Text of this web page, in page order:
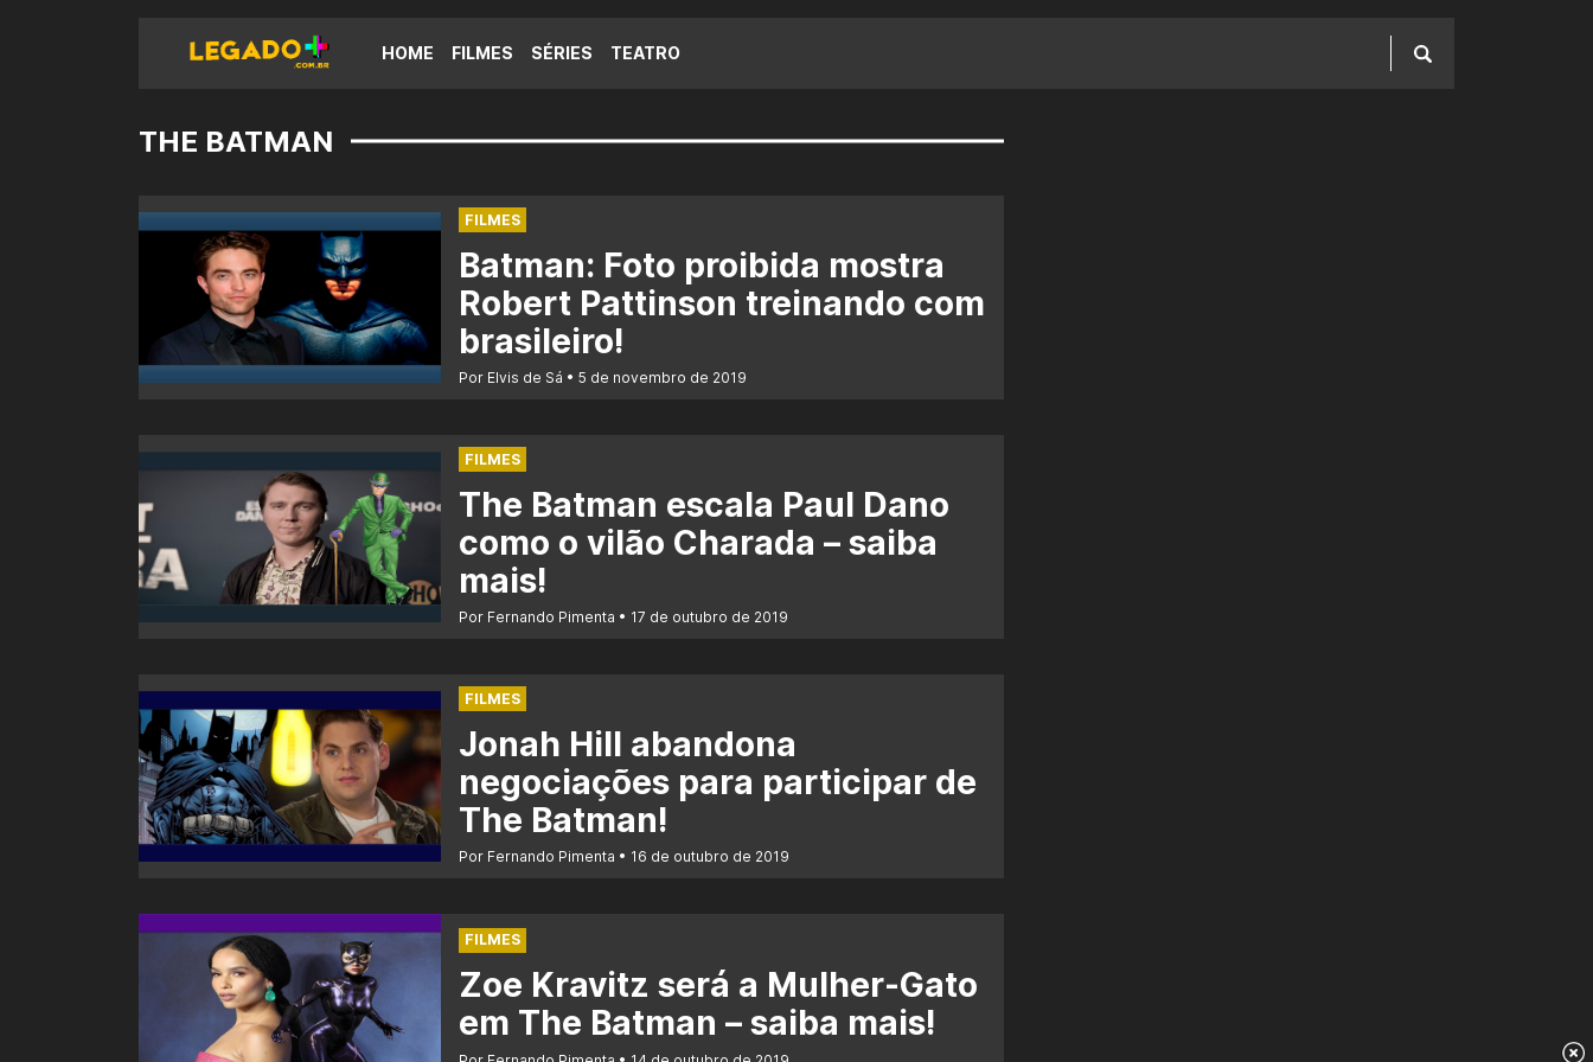
HOME FILMES SÉRIES TEATRO
THE BATMAN
FILMES
Batman: Foto proibida mostra
Robert Pattinson treinando com
brasileiro!
Por Elvis de Sá 5 de novembro de 2019
FILMES
The Batman escala Paul Dano
como o vilão Charada – saiba
mais!
Por Fernando Pimenta 17 de outubro de 2019
FILMES
Jonah Hill abandona
negociações para participar de
The Batman!
Por Fernando Pimenta 16 de outubro de 2019
FILMES
Zoe Kravitz será a Mulher-Gato
em The Batman – saiba mais!